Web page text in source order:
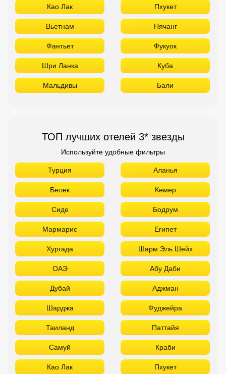
Као Лак Пхукет
Вьетнам Нячанг
Фантьет Фукуок
Шри Ланка Куба
Мальдивы Бали
ТОП лучших отелей 3* звезды
Используйте удобные фильтры
Турция Аланья
Белек Кемер
Сиде Бодрум
Мармарис Египет
Хургада Шарм Эль Шейх
ОАЭ Абу Даби
Дубай Аджман
Шарджа Фуджейра
Таиланд Паттайя
Самуй Краби
Као Лак Пхукет